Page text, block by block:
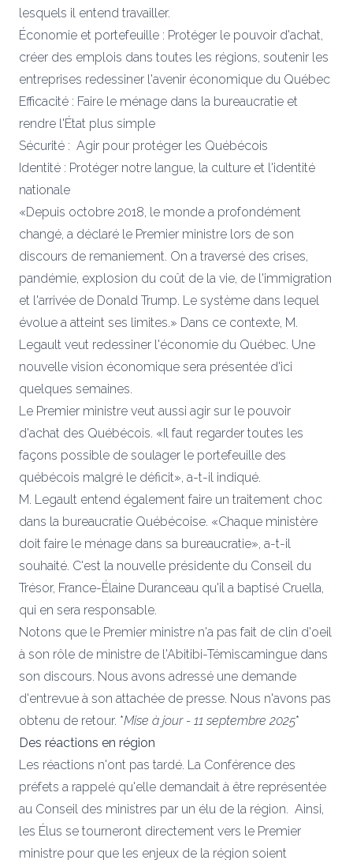
lesquels il entend travailler.
Économie et portefeuille : Protéger le pouvoir d'achat,
créer des emplois dans toutes les régions, soutenir les
entreprises redessiner l'avenir économique du Québec
Efficacité : Faire le ménage dans la bureaucratie et
rendre l'État plus simple
Sécurité : Agir pour protéger les Québécois
Identité : Protéger notre langue, la culture et l'identité
nationale
«Depuis octobre 2018, le monde a profondément
changé, a déclaré le Premier ministre lors de son
discours de remaniement. On a traversé des crises,
pandémie, explosion du coût de la vie, de l'immigration
et l'arrivée de Donald Trump. Le système dans lequel
évolue a atteint ses limites.» Dans ce contexte, M.
Legault veut redessiner l'économie du Québec. Une
nouvelle vision économique sera présentée d'ici
quelques semaines.
Le Premier ministre veut aussi agir sur le pouvoir
d'achat des Québécois. «Il faut regarder toutes les
façons possible de soulager le portefeuille des
québécois malgré le déficit», a-t-il indiqué.
M. Legault entend également faire un traitement choc
dans la bureaucratie Québécoise. «Chaque ministère
doit faire le ménage dans sa bureaucratie», a-t-il
souhaité. C'est la nouvelle présidente du Conseil du
Trésor, France-Élaine Duranceau qu'il a baptisé Cruella,
qui en sera responsable.
Notons que le Premier ministre n'a pas fait de clin d'oeil
à son rôle de ministre de l'Abitibi-Témiscamingue dans
son discours. Nous avons adressé une demande
d'entrevue à son attachée de presse. Nous n'avons pas
obtenu de retour. *Mise à jour - 11 septembre 2025*
Des réactions en région
Les réactions n'ont pas tardé. La Conférence des
préfets a rappelé qu'elle demandait à être représentée
au Conseil des ministres par un élu de la région. Ainsi,
les Élus se tourneront directement vers le Premier
ministre pour que les enjeux de la région soient